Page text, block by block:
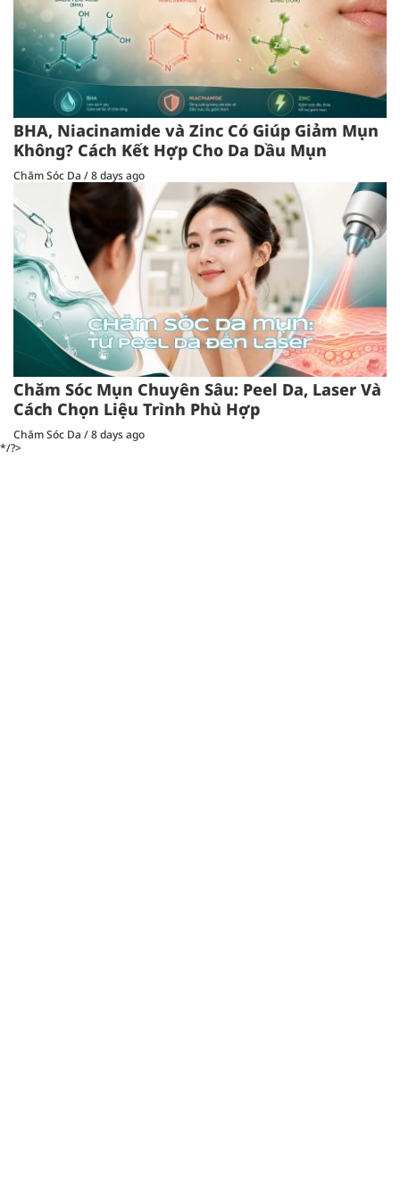
BHA, Niacinamide và Zinc Có Giúp Giảm Mụn
Không? Cách Kết Hợp Cho Da Dầu Mụn
Chăm Sóc Da /8 days ago
Chăm Sóc Mụn Chuyên Sâu: Peel Da, Laser Và
Cách Chọn Liệu Trình Phù Hợp
Chăm Sóc Da /8 days ago
*/?>